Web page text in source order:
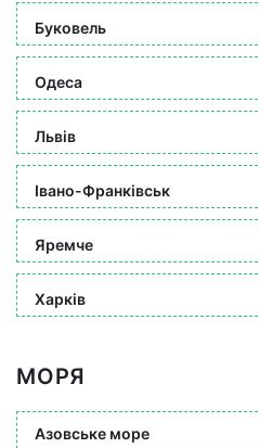
Буковель
Одеса
Львів
Івано-Франківськ
Яремче
Харків
МОРЯ
Азовське море